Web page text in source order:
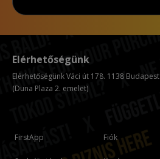
FirstApp Fiók
Elérhetőségünk
Elérhetőségünk Váci út 178. 1138 Budapest
(Duna Plaza 2. emelet)